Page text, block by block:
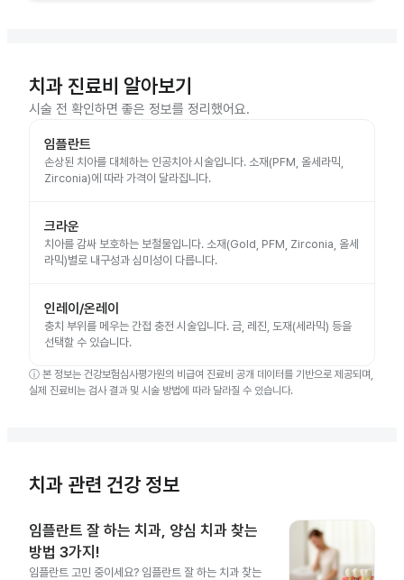
치과 진료비 알아보기
시술 전 확인하면 좋은 정보를 정리했어요.
임플란트
손상된 치아를 대체하는 인공치아 시술입니다. 소재(PFM, 올세라믹,
Zirconia)에 따라 가격이 달라집니다.
크라운
치아를 감싸 보호하는 보철물입니다. 소재(Gold, PFM, Zirconia, 올세
라믹)별로 내구성과 심미성이 다릅니다.
인레이/온레이
충치 부위를 메우는 간접 충전 시술입니다. 금, 레진, 도재(세라믹) 등을
선택할 수 있습니다.
ⓘ 본 정보는 건강보험심사평가원의 비급여 진료비 공개 데이터를 기반으로 제공되며,
실제 진료비는 검사 결과 및 시술 방법에 따라 달라질 수 있습니다.
치과 관련 건강 정보
임플란트 잘 하는 치과, 양심 치과 찾는
방법 3가지!
임플란트 고민 중이세요? 임플란트 잘 하는 치과 찾는